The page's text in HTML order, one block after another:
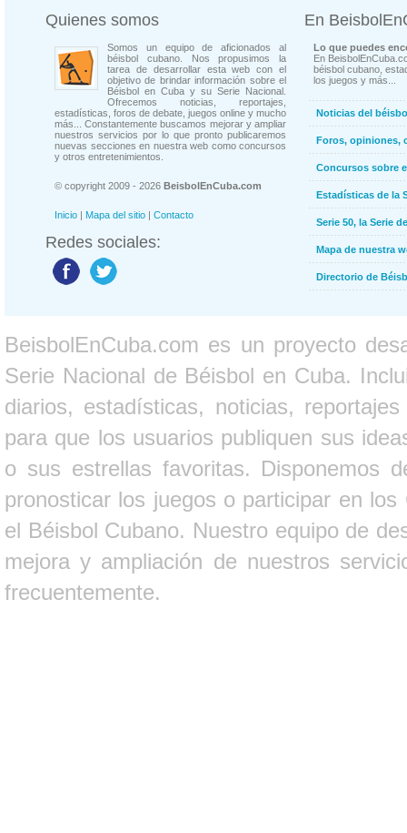
Quienes somos
Somos un equipo de aficionados al
béisbol cubano. Nos propusimos la
tarea de desarrollar esta web con el
objetivo de brindar información sobre el
Béisbol en Cuba y su Serie Nacional.
Ofrecemos noticias, reportajes,
estadísticas, foros de debate, juegos online y mucho
más... Constantemente buscamos mejorar y ampliar
nuestros servicios por lo que pronto publicaremos
nuevas secciones en nuestra web como concursos
y otros entretenimientos.
© copyright 2009 - 2026 BeisbolEnCuba.com
Inicio | Mapa del sitio | Contacto
Redes sociales:
En
Lo que puedes
En
béisbol cubano,
los juegos y más...
Noticias del
Foros, opiniones,
Concursos sobre
Estadísticas de la
Serie 50, la Serie
Mapa de nuestra
Directorio de
BeisbolEnCuba.com es un proyecto
Serie Nacional de Béisbol en Cuba.
diarios, estadísticas, noticias,
para que los usuarios publiquen sus
o sus estrellas favoritas. Disponemos
pronosticar los juegos o participar en
el Béisbol Cubano. Nuestro equipo de
mejora y ampliación de nuestros
frecuentemente.